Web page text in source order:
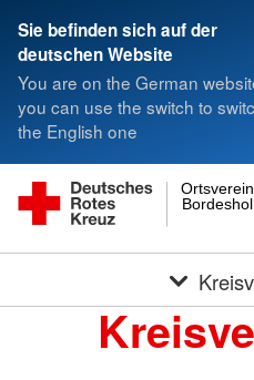
Sie befinden sich auf der
deutschen Website
You are on the German
you can use the switch to
the English one
Ortsverein